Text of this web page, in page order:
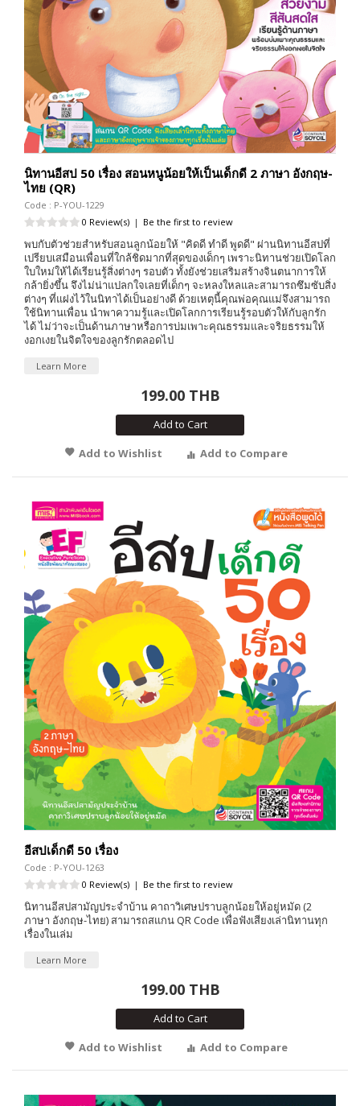
นิทานอีสป 50 เรื่อง สอนหนูน้อยให้เป็นเด็กดี 2 ภาษา อังกฤษ-
ไทย (QR)
Code : P-YOU-1229
0 Review(s) | Be the first to review
พบกับตัวช่วยสำหรับสอนลูกน้อยให้ "คิดดี ทำดี พูดดี" ผ่านนิทานอีสปที่
เปรียบเสมือนเพื่อนที่ใกล้ชิดมากที่สุดของเด็กๆ เพราะนิทานช่วยเปิดโลก
ใบใหม่ให้ได้เรียนรู้สิ่งต่างๆ รอบตัว ทั้งยังช่วยเสริมสร้างจินตนาการให้
กล้ายิ่งขึ้น จึงไม่น่าแปลกใจเลยที่เด็กๆ จะหลงใหลและสามารถซึมซับสิ่ง
ต่างๆ ที่แฝงไว้ในนิทาได้เป็นอย่างดี ด้วยเหตุนี้คุณพ่อคุณแม่จึงสามารถ
ใช้นิทานเพื่อน นำพาความรู้และเปิดโลกการเรียนรู้รอบตัวให้กับลูกรัก
ได้ ไม่ว่าจะเป็นด้านภาษาหรือการบ่มเพาะคุณธรรมและจริยธรรมให้
งอกเงยในจิตใจของลูกรักตลอดไป
Learn More
199.00 THB
Add to Cart
Add to Wishlist
Add to Compare
อีสปเด็กดี 50 เรื่อง
Code : P-YOU-1263
0 Review(s) | Be the first to review
นิทานอีสปสามัญประจำบ้าน คาถาวิเศษปราบลูกน้อยให้อยู่หมัด (2
ภาษา อังกฤษ-ไทย) สามารถสแกน QR Code เพื่อฟังเสียงเล่านิทานทุก
เรื่องในเล่ม
Learn More
199.00 THB
Add to Cart
Add to Wishlist
Add to Compare